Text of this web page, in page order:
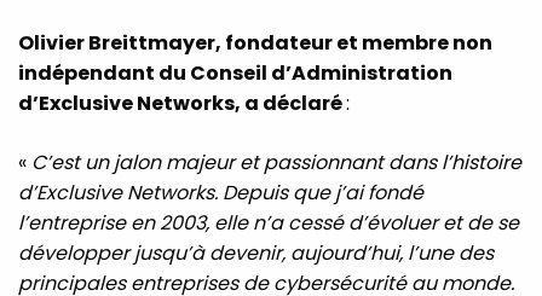
Olivier Breittmayer, fondateur et membre non
indépendant du Conseil d’Administration
d’Exclusive Networks, a déclaré:
« C’est un jalon majeur et passionnant dans l’histoire
d’Exclusive Networks. Depuis que j’ai fondé
l’entreprise en 2003, elle n’a cessé d’évoluer et de se
développer jusqu’à devenir, aujourd’hui, l’une des
principales entreprises de cybersécurité au monde.